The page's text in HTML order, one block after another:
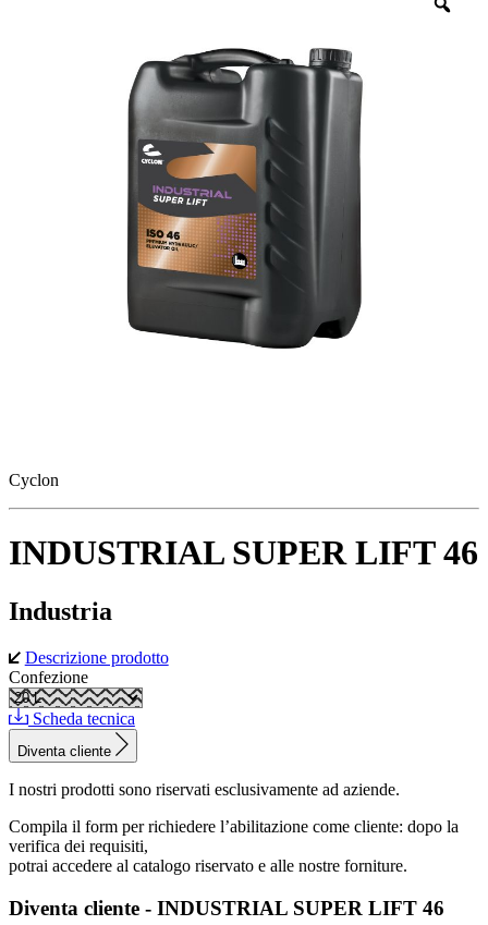
Cyclon
INDUSTRIAL SUPER LIFT 46
Industria
Descrizione prodotto
Confezione
Scheda tecnica
Diventa cliente
I nostri prodotti sono riservati esclusivamente ad aziende.
Compila il form per richiedere l’abilitazione come cliente: dopo la
verifica dei requisiti,
potrai accedere al catalogo riservato e alle nostre forniture.
Diventa cliente - INDUSTRIAL SUPER LIFT 46